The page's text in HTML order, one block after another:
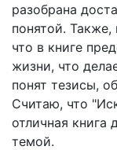
разобрана
понятой.
что в книге
жизни, что
понят тезисы,
Считаю, что
отличная книга
темой.